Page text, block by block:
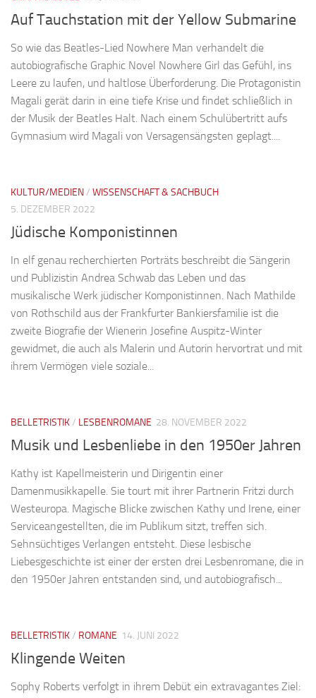
Auf Tauchstation mit der Yellow Submarine
So wie das Beatles-Lied Nowhere Man verhandelt die
autobiografische Graphic Novel Nowhere Girl das Gefühl, ins
Leere zu laufen, und haltlose Überforderung. Die Protagonistin
Magali gerät darin in eine tiefe Krise und findet schließlich in
der Musik der Beatles Halt. Nach einem Schulübertritt aufs
Gymnasium wird Magali von Versagensängsten geplagt....
KULTUR/MEDIEN/ WISSENSCHAFT & SACHBUCH
5. DEZEMBER 2022
Jüdische Komponistinnen
In elf genau recherchierten Porträts beschreibt die Sängerin
und Publizistin Andrea Schwab das Leben und das
musikalische Werk jüdischer Komponistinnen. Nach Mathilde
von Rothschild aus der Frankfurter Bankiersfamilie ist die
zweite Biografie der Wienerin Josefine Auspitz-Winter
gewidmet, die auch als Malerin und Autorin hervortrat und mit
ihrem Vermögen viele soziale...
BELLETRISTIK/ LESBENROMANE 28. NOVEMBER 2022
Musik und Lesbenliebe in den 1950er Jahren
Kathy ist Kapellmeisterin und Dirigentin einer
Damenmusikkapelle. Sie tourt mit ihrer Partnerin Fritzi durch
Westeuropa. Magische Blicke zwischen Kathy und Irene, einer
Serviceangestellten, die im Publikum sitzt, treffen sich.
Sehnsüchtiges Verlangen entsteht. Diese lesbische
Liebesgeschichte ist einer der ersten drei Lesbenromane, die in
den 1950er Jahren entstanden sind, und autobiografisch...
BELLETRISTIK/ ROMANE 14. JUNI 2022
Klingende Weiten
Sophy Roberts verfolgt in ihrem Debüt ein extravagantes Ziel: